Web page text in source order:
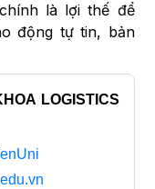
là lợi thế để
động tự tin, bản
LOGISTICS